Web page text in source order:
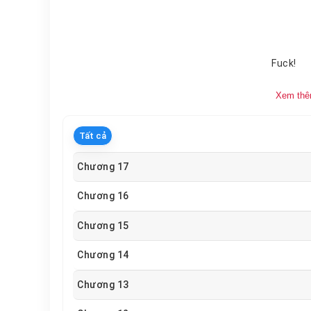
Fuck!
Xem
Tất cả
Chương 17
Chương 16
Chương 15
Chương 14
Chương 13